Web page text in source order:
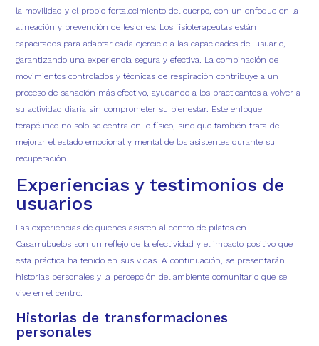
la movilidad y el propio fortalecimiento del cuerpo, con un enfoque en la
alineación y prevención de lesiones. Los fisioterapeutas están
capacitados para adaptar cada ejercicio a las capacidades del usuario,
garantizando una experiencia segura y efectiva. La combinación de
movimientos controlados y técnicas de respiración contribuye a un
proceso de sanación más efectivo, ayudando a los practicantes a volver a
su actividad diaria sin comprometer su bienestar. Este enfoque
terapéutico no solo se centra en lo físico, sino que también trata de
mejorar el estado emocional y mental de los asistentes durante su
recuperación.
Experiencias y testimonios de
usuarios
Las experiencias de quienes asisten al centro de pilates en
Casarrubuelos son un reflejo de la efectividad y el impacto positivo que
esta práctica ha tenido en sus vidas. A continuación, se presentarán
historias personales y la percepción del ambiente comunitario que se
vive en el centro.
Historias de transformaciones
personales